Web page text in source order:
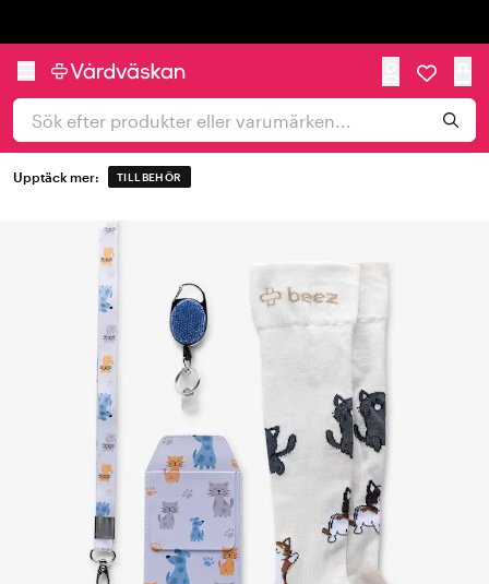
Upptäck mer: TILLBEHÖR